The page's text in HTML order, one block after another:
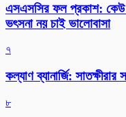
এসএসসির ফল প্রকাশ: কেউ
ভৎসনা নয় চাই ভালোবাসা
৭
কল্যাণ ব্যানার্জি:
৮